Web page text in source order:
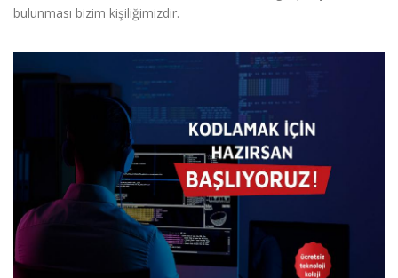
bulunması bizim kişiliğimizdir.